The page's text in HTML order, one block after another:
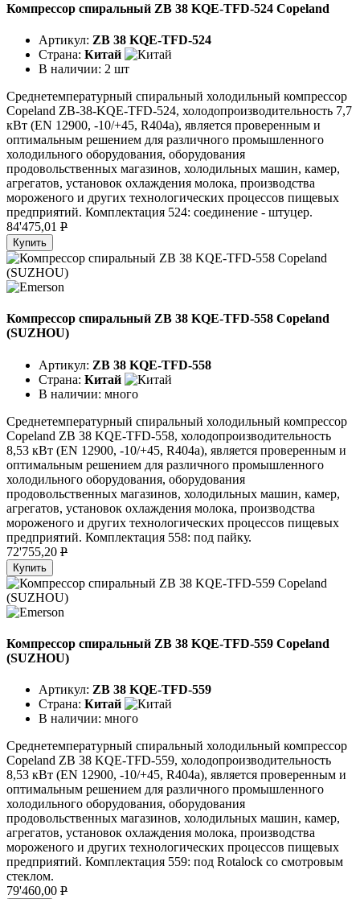
Компрессор спиральный ZB 38 KQE-TFD-524 Copeland
Артикул: ZB 38 KQE-TFD-524
Страна: Китай
В наличии: 2 шт
Среднетемпературный спиральный холодильный компрессор
Copeland ZB-38-KQE-TFD-524, холодопроизводительность 7,7
кВт (EN 12900, -10/+45, R404a), является проверенным и
оптимальным решением для различного промышленного
холодильного оборудования, оборудования
продовольственных магазинов, холодильных машин, камер,
агрегатов, установок охлаждения молока, производства
мороженого и других технологических процессов пищевых
предприятий. Комплектация 524: соединение - штуцер.
84'475,01 P
Купить
Компрессор спиральный ZB 38 KQE-TFD-558 Copeland
(SUZHOU)
Артикул: ZB 38 KQE-TFD-558
Страна: Китай
В наличии: много
Среднетемпературный спиральный холодильный компрессор
Copeland ZB 38 KQE-TFD-558, холодопроизводительность
8,53 кВт (EN 12900, -10/+45, R404a), является проверенным и
оптимальным решением для различного промышленного
холодильного оборудования, оборудования
продовольственных магазинов, холодильных машин, камер,
агрегатов, установок охлаждения молока, производства
мороженого и других технологических процессов пищевых
предприятий. Комплектация 558: под пайку.
72'755,20 P
Купить
Компрессор спиральный ZB 38 KQE-TFD-559 Copeland
(SUZHOU)
Артикул: ZB 38 KQE-TFD-559
Страна: Китай
В наличии: много
Среднетемпературный спиральный холодильный компрессор
Copeland ZB 38 KQE-TFD-559, холодопроизводительность
8,53 кВт (EN 12900, -10/+45, R404a), является проверенным и
оптимальным решением для различного промышленного
холодильного оборудования, оборудования
продовольственных магазинов, холодильных машин, камер,
агрегатов, установок охлаждения молока, производства
мороженого и других технологических процессов пищевых
предприятий. Комплектация 559: под Rotalock со смотровым
стеклом.
79'460,00 P